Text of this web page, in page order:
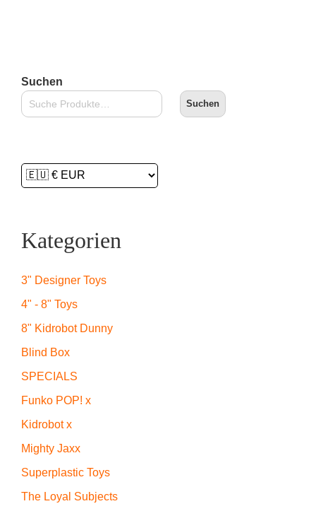
Suchen
Suchen
Kategorien
3" Designer Toys
4" - 8" Toys
8" Kidrobot Dunny
Blind Box
SPECIALS
Funko POP! x
Kidrobot x
Mighty Jaxx
Superplastic Toys
The Loyal Subjects